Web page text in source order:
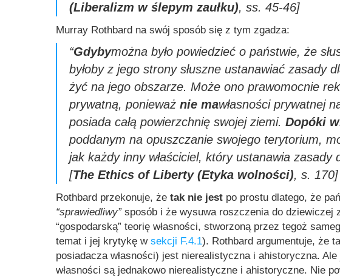
(Liberalizm w ślepym zaułku), ss. 45-46]
Murray Rothbard na swój sposób się z tym zgadza:
“Gdybymożna było powiedzieć o państwie, że
byłoby z jego strony słuszne ustanawiać zasady
żyć na jego obszarze. Może ono prawomocnie
prywatną, ponieważ nie mawłasności prywatnej
posiada całą powierzchnię swojej ziemi. Dopóki
poddanym na opuszczanie swojego terytorium,
jak każdy inny właściciel, który ustanawia zasady
[The Ethics of Liberty (Etyka wolności), s. 170]
Rothbard przekonuje, że tak nie jest po prostu dlatego, że
“sprawiedliwy”sposób i że wysuwa roszczenia do dziewiczej
“gospodarską” teorię własności, stworzoną przez tegoż
temat i jej krytykę w sekcji F.4.1). Rothbard argumentuje, że
posiadacza własności) jest nierealistyczna i ahistoryczna.
własności są jednakowo nierealistyczne i ahistoryczne. Nie